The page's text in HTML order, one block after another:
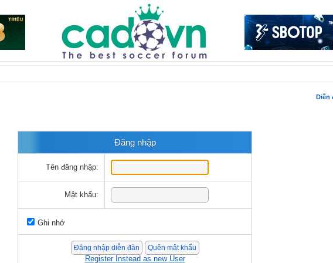
Diễn
Đăng nhập
Tên đăng nhập:
Mật khẩu:
Ghi nhớ
Register Instead as new User